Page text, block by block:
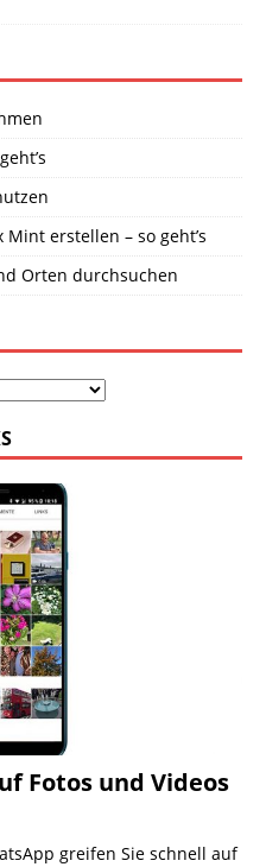
erstellen – so geht’s
Orten durchsuchen
Fotos und Videos
greifen Sie schnell auf